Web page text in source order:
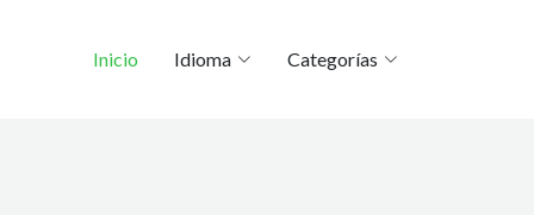
Inicio Idioma Categorías